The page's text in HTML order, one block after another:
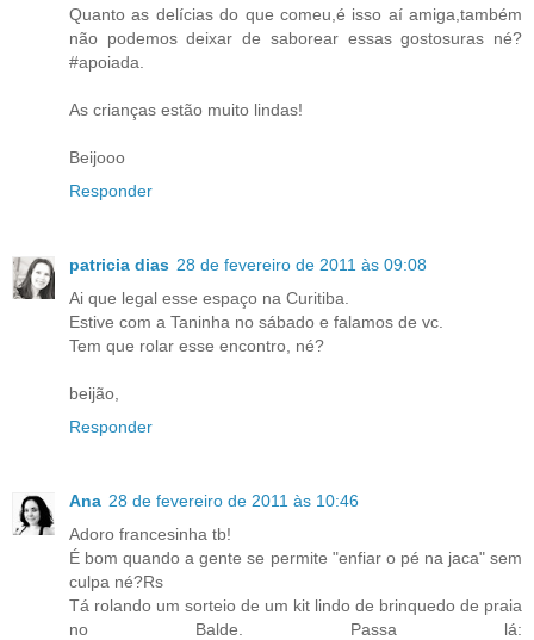
Quanto as delícias do que comeu,é isso aí amiga,também
não podemos deixar de saborear essas gostosuras né?
#apoiada.
As crianças estão muito lindas!
Beijooo
Responder
patricia dias 28 de fevereiro de 2011 às 09:08
Ai que legal esse espaço na Curitiba.
Estive com a Taninha no sábado e falamos de vc.
Tem que rolar esse encontro, né?
beijão,
Responder
Ana 28 de fevereiro de 2011 às 10:46
Adoro francesinha tb!
É bom quando a gente se permite "enfiar o pé na jaca" sem
culpa né?Rs
Tá rolando um sorteio de um kit lindo de brinquedo de praia
no Balde. Passa lá: